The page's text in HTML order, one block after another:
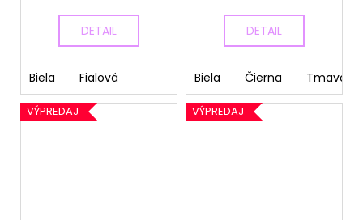
DETAIL
Biela Fialová
DETAIL
Biela Čierna
VÝPREDAJ VÝPREDAJ